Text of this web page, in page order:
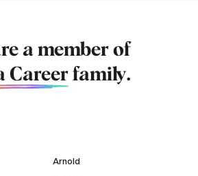
a member of
Career family.
Arnold